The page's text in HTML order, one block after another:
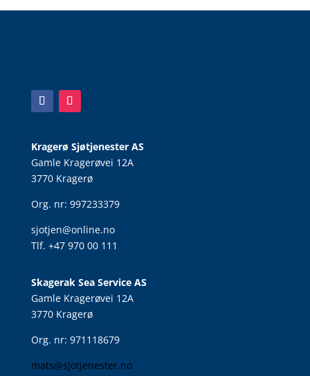
Kragerø Sjøtjenester AS
Gamle Kragerøvei 12A
3770 Kragerø
Org. nr: 997233379
sjotjen@online.no
Tlf. +47 970 00 111
Skagerak Sea Service AS
Gamle Kragerøvei 12A
3770 Kragerø
Org. nr: 971118679
mats@sjotjenester.no